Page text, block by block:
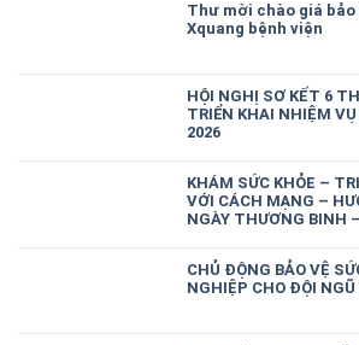
Thư mời chào giá
Xquang bệnh viện
HỘI NGHỊ SƠ KẾT 6
TRIỂN KHAI NHIỆM
2026
KHÁM SỨC KHỎE –
VỚI CÁCH MẠNG –
NGÀY THƯƠNG BINH
CHỦ ĐỘNG BẢO VỆ
NGHIỆP CHO ĐỘI NGŨ